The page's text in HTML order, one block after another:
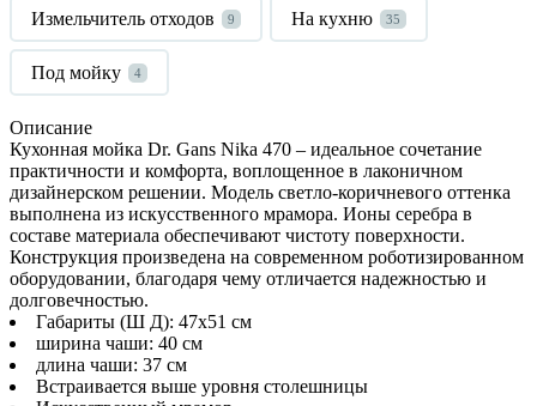
Измельчитель отходов 9 На кухню 35
Под мойку 4
Описание
Кухонная мойка Dr. Gans Nika 470 – идеальное сочетание
практичности и комфорта, воплощенное в лаконичном
дизайнерском решении. Модель светло-коричневого оттенка
выполнена из искусственного мрамора. Ионы серебра в
составе материала обеспечивают чистоту поверхности.
Конструкция произведена на современном роботизированном
оборудовании, благодаря чему отличается надежностью и
долговечностью.
Габариты (Ш Д): 47x51 см
ширина чаши: 40 см
длина чаши: 37 см
Встраивается выше уровня столешницы